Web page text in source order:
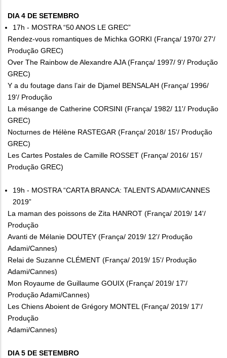
DIA 4 DE SETEMBRO
17h - MOSTRA “50 ANOS LE GREC”
Rendez-vous romantiques de Michka GORKI (França/ 1970/ 27'/
Produção GREC)
Over The Rainbow de Alexandre AJA (França/ 1997/ 9'/ Produção
GREC)
Y a du foutage dans l’air de Djamel BENSALAH (França/ 1996/
19'/ Produção
La mésange de Catherine CORSINI (França/ 1982/ 11'/ Produção
GREC)
Nocturnes de Hélène RASTEGAR (França/ 2018/ 15'/ Produção
GREC)
Les Cartes Postales de Camille ROSSET (França/ 2016/ 15’/
Produção GREC)
19h - MOSTRA “CARTA BRANCA: TALENTS ADAMI/CANNES
2019”
La maman des poissons de Zita HANROT (França/ 2019/ 14'/
Produção
Avanti de Mélanie DOUTEY (França/ 2019/ 12'/ Produção
Adami/Cannes)
Relai de Suzanne CLÉMENT (França/ 2019/ 15'/ Produção
Adami/Cannes)
Mon Royaume de Guillaume GOUIX (França/ 2019/ 17'/
Produção Adami/Cannes)
Les Chiens Aboient de Grégory MONTEL (França/ 2019/ 17'/
Produção
Adami/Cannes)
DIA 5 DE SETEMBRO